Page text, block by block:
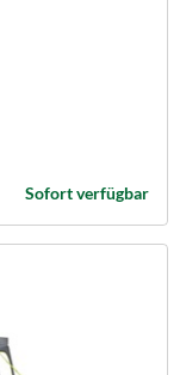
Sofort verfügbar